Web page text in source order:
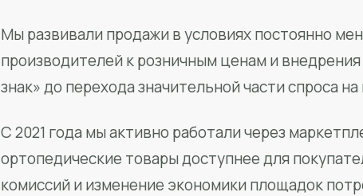
Мы развивали продажи в условиях постоянно
производителей к розничным ценам и
знак» до перехода значительной части спроса
С 2021 года мы активно работали через
ортопедические товары доступнее для
комиссий и изменение экономики площадок